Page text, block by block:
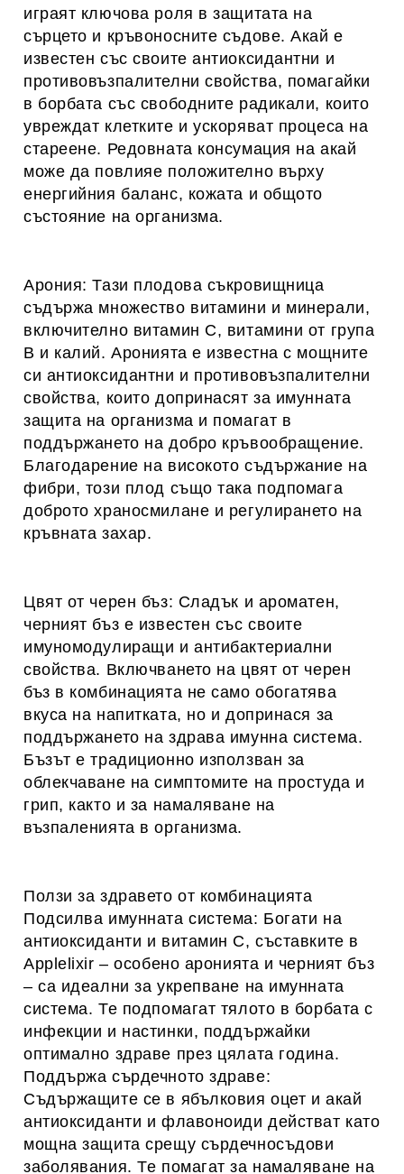
играят ключова роля в защитата на
сърцето и кръвоносните съдове. Акай е
известен със своите антиоксидантни и
противовъзпалителни свойства, помагайки
в борбата със свободните радикали, които
увреждат клетките и ускоряват процеса на
стареене. Редовната консумация на акай
може да повлияе положително върху
енергийния баланс, кожата и общото
състояние на организма.
Арония: Тази плодова съкровищница
съдържа множество витамини и минерали,
включително витамин С, витамини от група
В и калий. Аронията е известна с мощните
си антиоксидантни и противовъзпалителни
свойства, които допринасят за имунната
защита на организма и помагат в
поддържането на добро кръвообращение.
Благодарение на високото съдържание на
фибри, този плод също така подпомага
доброто храносмилане и регулирането на
кръвната захар.
Цвят от черен бъз: Сладък и ароматен,
черният бъз е известен със своите
имуномодулиращи и антибактериални
свойства. Включването на цвят от черен
бъз в комбинацията не само обогатява
вкуса на напитката, но и допринася за
поддържането на здрава имунна система.
Бъзът е традиционно използван за
облекчаване на симптомите на простуда и
грип, както и за намаляване на
възпаленията в организма.
Ползи за здравето от комбинацията
Подсилва имунната система: Богати на
антиоксиданти и витамин С, съставките в
Applelixir – особено аронията и черният бъз
– са идеални за укрепване на имунната
система. Те подпомагат тялото в борбата с
инфекции и настинки, поддържайки
оптимално здраве през цялата година.
Поддържа сърдечното здраве:
Съдържащите се в ябълковия оцет и акай
антиоксиданти и флавоноиди действат като
мощна защита срещу сърдечносъдови
заболявания. Те помагат за намаляване на